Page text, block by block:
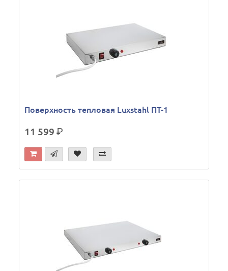
Поверхность тепловая Luxstahl ПТ-1
11 599р.